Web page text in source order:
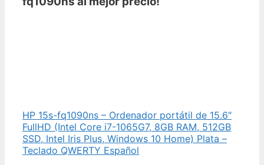
HP 15s-fq1090ns – Ordenador portátil de 15.6″
FullHD (Intel Core i7-1065G7, 8GB RAM, 512GB
SSD, Intel Iris Plus, Windows 10 Home) Plata –
Teclado QWERTY Español